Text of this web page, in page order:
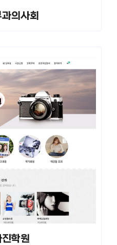
의사회
학원